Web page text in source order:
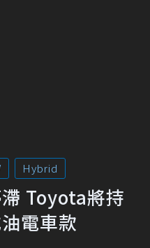
Hybrid
Toyota將持
電車款